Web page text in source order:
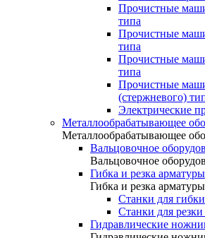
Прочистные
типа
Прочистные
типа
Прочистные
типа
Прочистные
(стержневого)
Электрические
Металлообрабатывающее
Металлообрабатывающее
Вальцовочное
Вальцовочное
Гибка и резка арматуры
Гибка и резка арматуры
Станки для
Станки для
Гидравлические